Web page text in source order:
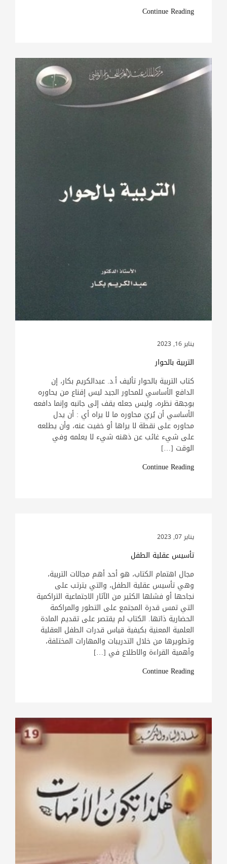
Continue Reading
يناير 16, 2023
التربية بالحوار
كتاب التربية بالحوار تأليف أ.د. عبدالكريم بكار، إن
الدافع الأساسي للمحاور الجيد ليس إقناع من يحاوره
بوجهة نظره، وليس جعله يقف إلى جانبه وإنما دافعه
الأساسي أن يُريَ محاوره ما لا يراه أي : أن يدل
محاوره على نقطة لا يراها أو خفيت عنه، وأن يطلعه
على شيء غائب عن ذهنه شيء لا يعلمه وفي
الوقت […]
Continue Reading
يناير 07, 2023
تأسيس عقلية الطفل
مجال اهتمام الكتاب، هو أحد أهم مجالات التربية،
وهي تأسيس عقلية الطفل، والتي يترتب على
نجاحها أو فشلها الكثير من الآثار الاجتماعية التراكمية
التي تمس قدرة المجتمع على التطور والمراكمة
الحضارية ذاتها. الكتاب لم يقتصر على تقديم المادة
العلمية المعنية بكيفية قياس قدرات الطفل العقلية
وتطويرها من خلال التدريبات والمهارات المختلفة،
وأهمية القراءة والاطلاع في […]
Continue Reading